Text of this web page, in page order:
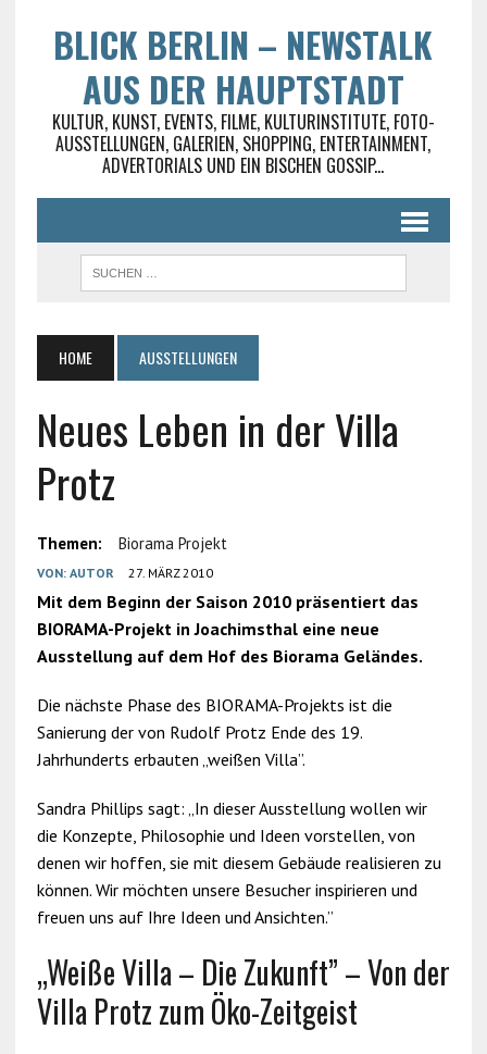
BLICK BERLIN – NEWSTALK
AUS DER HAUPTSTADT
KULTUR, KUNST, EVENTS, FILME, KULTURINSTITUTE, FOTO-
AUSSTELLUNGEN, GALERIEN, SHOPPING, ENTERTAINMENT,
ADVERTORIALS UND EIN BISCHEN GOSSIP...
HOME AUSSTELLUNGEN
Neues Leben in der Villa
Protz
Themen: Biorama Projekt
VON: AUTOR 27. MÄRZ 2010
Mit dem Beginn der Saison 2010 präsentiert das
BIORAMA-Projekt in Joachimsthal eine neue
Ausstellung auf dem Hof des Biorama Geländes.
Die nächste Phase des BIORAMA-Projekts ist die
Sanierung der von Rudolf Protz Ende des 19.
Jahrhunderts erbauten „weißen Villa”.
Sandra Phillips sagt: „In dieser Ausstellung wollen wir
die Konzepte, Philosophie und Ideen vorstellen, von
denen wir hoffen, sie mit diesem Gebäude realisieren zu
können. Wir möchten unsere Besucher inspirieren und
freuen uns auf Ihre Ideen und Ansichten.”
„Weiße Villa – Die Zukunft” – Von der
Villa Protz zum Öko-Zeitgeist